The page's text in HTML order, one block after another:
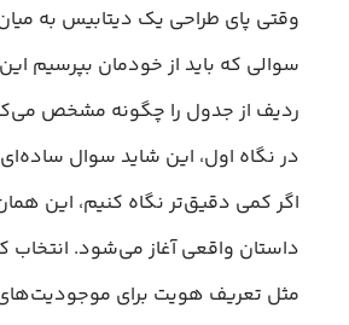
وقتی پای طراحی یک دیتابیس به
سوالی که باید از خودمان بپرسیم
ردیف از جدول را چگونه مشخص
در نگاه اول، این شاید سوال ساده‌ای
اگر کمی دقیق‌تر نگاه کنیم، این
داستان واقعی آغاز می‌شود. انتخاب
مثل تعریف هویت برای